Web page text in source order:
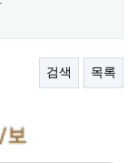
검색 목록